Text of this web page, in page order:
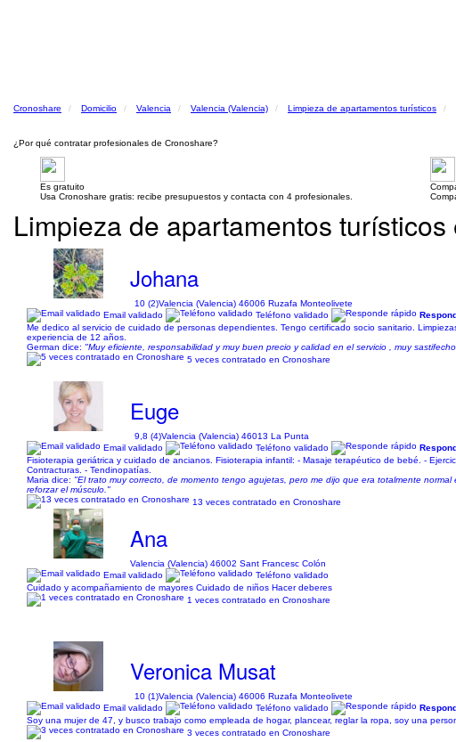
Cronoshare Domicilio Valencia Valencia (Valencia) Limpieza de apartamentos turísticos
¿Por qué contratar profesionales de Cronoshare?
Es gratuito
Usa Cronoshare gratis: recibe presupuestos y contacta con 4 profesionales.
Limpieza de apartamentos
Johana
10 (2)Valencia (Valencia) 46006 Ruzafa Monteolivete
Email validado
Teléfono validado
Me dedico al servicio de cuidado de personas dependientes. Tengo certificado socio sanitario.
experiencia de 12 años.
German dice: "Muy eficiente, responsabilidad y muy buen precio y calidad en el servicio , muy
5 veces contratado en Cronoshare
Euge
9,8 (4)Valencia (Valencia) 46013 La Punta
Email validado
Teléfono validado
Fisioterapia geriátrica y cuidado de ancianos. Fisioterapia infantil: - Masaje terapéutico de bebé. -
Contracturas. - Tendinopatías.
Maria dice: "El trato muy correcto, de momento tengo agujetas, pero me dijo que era totalmente
reforzar el músculo."
13 veces contratado en Cronoshare
Ana
Valencia (Valencia) 46002 Sant Francesc Colón
Email validado
Teléfono validado
Cuidado y acompañamiento de mayores Cuidado de niños Hacer deberes
1 veces contratado en Cronoshare
Veronica Musat
10 (1)Valencia (Valencia) 46006 Ruzafa Monteolivete
Email validado
Teléfono validado
Soy una mujer de 47, y busco trabajo como empleada de hogar, plancear, reglar la ropa, soy una
3 veces contratado en Cronoshare